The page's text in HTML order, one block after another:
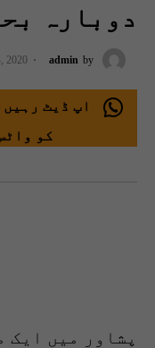
دوبارہ
by
admin
2020
اپ ڈیٹ رہیں
کو
پشاور میں ایک